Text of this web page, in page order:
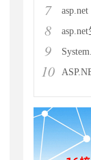
7
8 asp.net
9
10